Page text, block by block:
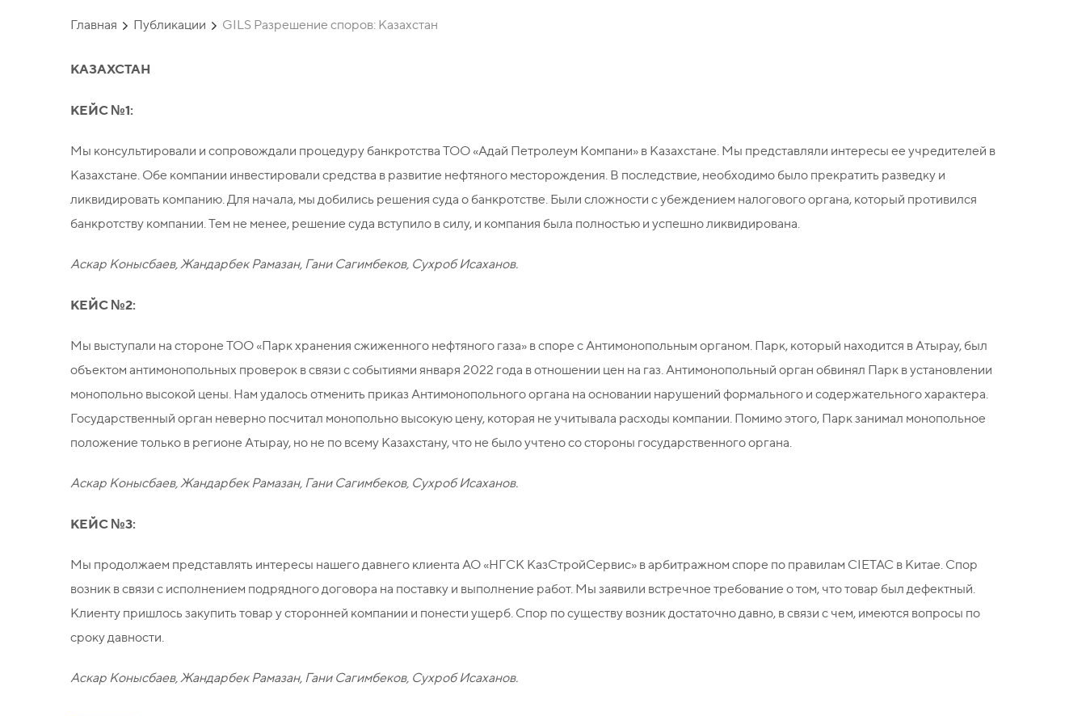
Главная Публикации GILS Разрешение споров: Казахстан
КАЗАХСТАН
КЕЙС №1:
Мы консультировали и сопровождали процедуру банкротства ТОО «Адай Петролеум Компани» в Казахстане. Мы представляли интересы ее учредителей в
Казахстане. Обе компании инвестировали средства в развитие нефтяного месторождения. В последствие, необходимо было прекратить разведку и
ликвидировать компанию. Для начала, мы добились решения суда о банкротстве. Были сложности с убеждением налогового органа, который противился
банкротству компании. Тем не менее, решение суда вступило в силу, и компания была полностью и успешно ликвидирована.
Аскар Конысбаев, Жандарбек Рамазан, Гани Сагимбеков, Сухроб Исаханов.
КЕЙС №2:
Мы выступали на стороне ТОО «Парк хранения сжиженного нефтяного газа» в споре с Антимонопольным органом. Парк, который находится в Атырау, был
объектом антимонопольных проверок в связи с событиями января 2022 года в отношении цен на газ. Антимонопольный орган обвинял Парк в установлении
монопольно высокой цены. Нам удалось отменить приказ Антимонопольного органа на основании нарушений формального и содержательного характера.
Государственный орган неверно посчитал монопольно высокую цену, которая не учитывала расходы компании. Помимо этого, Парк занимал монопольное
положение только в регионе Атырау, но не по всему Казахстану, что не было учтено со стороны государственного органа.
Аскар Конысбаев, Жандарбек Рамазан, Гани Сагимбеков, Сухроб Исаханов.
КЕЙС №3:
Мы продолжаем представлять интересы нашего давнего клиента АО «НГСК КазСтройСервис» в арбитражном споре по правилам CIETAC в Китае. Спор
возник в связи с исполнением подрядного договора на поставку и выполнение работ. Мы заявили встречное требование о том, что товар был дефектный.
Клиенту пришлось закупить товар у сторонней компании и понести ущерб. Спор по существу возник достаточно давно, в связи с чем, имеются вопросы по
сроку давности.
Аскар Конысбаев, Жандарбек Рамазан, Гани Сагимбеков, Сухроб Исаханов.